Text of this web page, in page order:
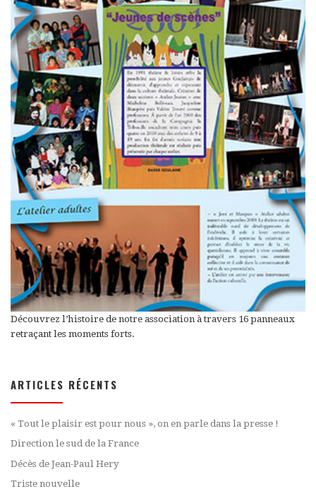
Découvrez l’histoire de notre association à travers 16 panneaux
retraçant les moments forts.
ARTICLES RÉCENTS
« Tout le plaisir est pour nous », on en parle dans la presse !
Direction le sud de la France
Décès de Jean-Paul Hery
Triste nouvelle